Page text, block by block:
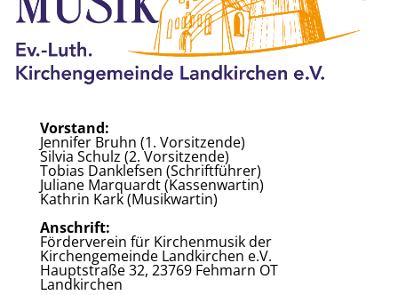
Vorstand:
Jennifer Bruhn (1. Vorsitzende)
Silvia Schulz (2. Vorsitzende)
Tobias Danklefsen (Schriftführer)
Juliane Marquardt (Kassenwartin)
Kathrin Kark (Musikwartin)
Anschrift:
Förderverein für Kirchenmusik der
Kirchengemeinde Landkirchen e.V.
Hauptstraße 32, 23769 Fehmarn OT
Landkirchen